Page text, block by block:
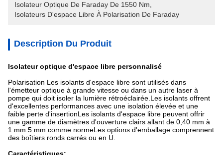
Isolateur Optique De Faraday De 1550 Nm
Isolateurs D'espace Libre À Polarisation De Faraday
Description Du Produit
Isolateur optique d'espace libre personnalisé
Polarisation Les isolants d'espace libre sont utilisés dans
l'émetteur optique à grande vitesse ou dans un autre laser à
pompe qui doit isoler la lumière rétroéclairée.Les isolants offrent
d'excellentes performances avec une isolation élevée et une
faible perte d'insertionLes isolants d'espace libre peuvent offrir
une gamme de diamètres d'ouverture clairs allant de 0,40 mm à
1 mm.5 mm comme normeLes options d'emballage comprennent
des boîtiers ronds carrés ou en U.